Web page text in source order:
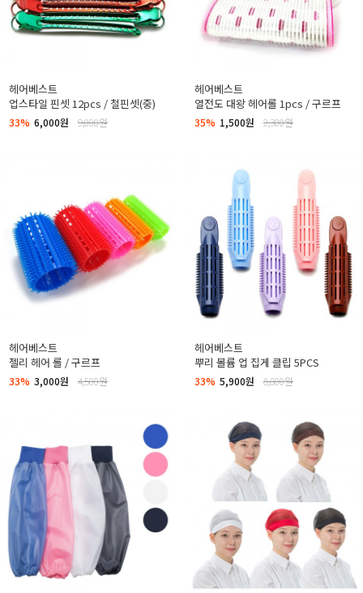
헤어베스트
업스타일 핀셋 12pcs / 철핀셋(중)
33% 6,000원 9,000원
헤어베스트
열전도 대왕 헤어롤 1pcs / 구르프
35% 1,500원 2,300원
헤어베스트
젤리 헤어 롤 / 구르프
33% 3,000원 4,500원
헤어베스트
뿌리 볼륨 업 집게 클립 5PCS
33% 5,900원 8,800원